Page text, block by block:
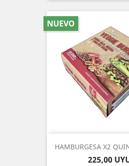
HAMBURGESA X2
Precio
225,00
NUEVO